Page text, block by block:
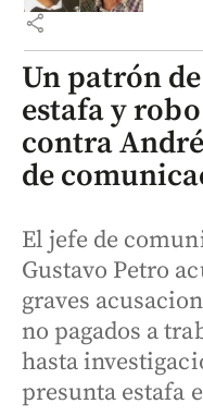
share
Un patrón
estafa y
contra
de
El jefe de
Gustavo Petro
graves
no pagados a
hasta
presunta estafa